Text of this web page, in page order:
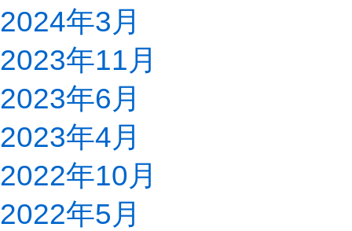
2024年3月
2023年11月
2023年6月
2023年4月
2022年10月
2022年5月